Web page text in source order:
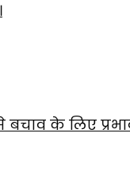
के लिए